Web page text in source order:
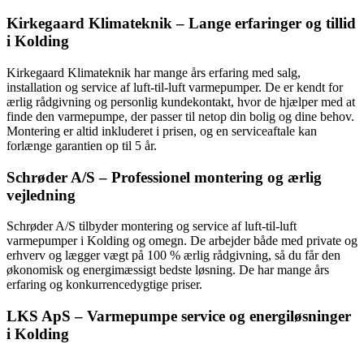
Kirkegaard Klimateknik – Lange erfaringer og tillid
i Kolding
Kirkegaard Klimateknik har mange års erfaring med salg,
installation og service af luft-til-luft varmepumper. De er kendt for
ærlig rådgivning og personlig kundekontakt, hvor de hjælper med at
finde den varmepumpe, der passer til netop din bolig og dine behov.
Montering er altid inkluderet i prisen, og en serviceaftale kan
forlænge garantien op til 5 år.
Schrøder A/S – Professionel montering og ærlig
vejledning
Schrøder A/S tilbyder montering og service af luft-til-luft
varmepumper i Kolding og omegn. De arbejder både med private og
erhverv og lægger vægt på 100 % ærlig rådgivning, så du får den
økonomisk og energimæssigt bedste løsning. De har mange års
erfaring og konkurrencedygtige priser.
LKS ApS – Varmepumpe service og energiløsninger
i Kolding